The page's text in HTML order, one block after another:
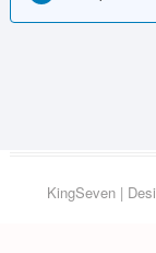
KingSeven|